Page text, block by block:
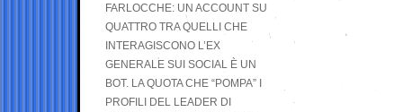
FARLOCCHE: UN ACCOUNT SU
QUATTRO TRA QUELLI CHE
INTERAGISCONO L’EX
GENERALE SUI SOCIAL È UN
BOT. LA QUOTA CHE “POMPA” I
PROFILI DEL LEADER DI